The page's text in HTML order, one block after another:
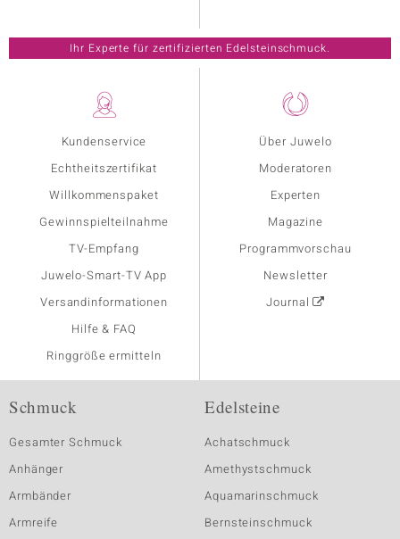
Kundenservice
Echtheitszertifikat
Willkommenspaket
Gewinnspielteilnahme
TV-Empfang
Juwelo-Smart-TV App
Versandinformationen
Hilfe & FAQ
Ringgröße ermitteln
Über Juwelo
Moderatoren
Experten
Magazine
Programmvorschau
Newsletter
Journal
Ihr Experte für zertifizierten Edelsteinschmuck.
Schmuck
Gesamter Schmuck
Anhänger
Armbänder
Armreife
Edelsteine
Achatschmuck
Amethystschmuck
Aquamarinschmuck
Bernsteinschmuck